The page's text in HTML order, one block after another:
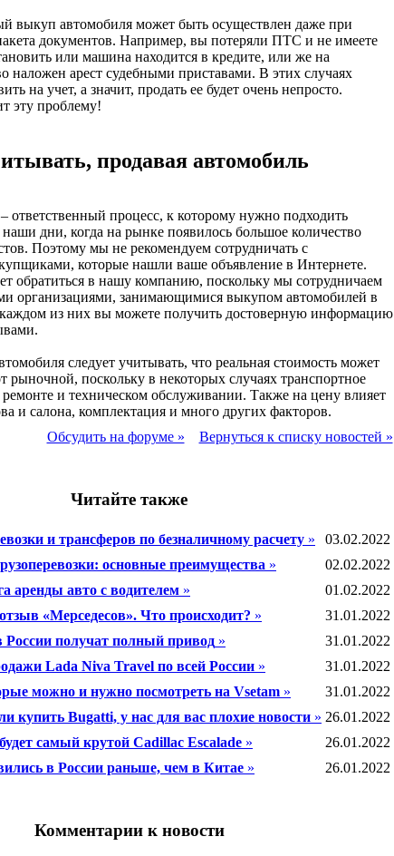
выкуп автомобиля может быть осуществлен даже при
документов. Например, вы потеряли ПТС и не имеете
или машина находится в кредите, или же на
наложен арест судебными приставами. В этих случаях
на учет, а значит, продать ее будет очень непросто.
эту проблему!
продавая автомобиль
ответственный процесс, к которому нужно подходить
наши дни, когда на рынке появилось большое количество
Поэтому мы не рекомендуем сотрудничать с
которые нашли ваше объявление в Интернете.
обратиться в нашу компанию, поскольку мы сотрудничаем
организациями, занимающимися выкупом автомобилей в
из них вы можете получить достоверную информацию
следует учитывать, что реальная стоимость может
рыночной, поскольку в некоторых случаях транспортное
ремонте и техническом обслуживании. Также на цену влияет
и салона, комплектация и много других факторов.
Обсудить на форуме »
Вернуться к списку новостей »
Читайте также
и трансферов по безналичному расчету »
03.02.2022
основные преимущества »
02.02.2022
аренды авто с водителем »
01.02.2022
«Мерседесов». Что происходит? »
31.01.2022
получат полный привод »
31.01.2022
Lada Niva Travel по всей России »
31.01.2022
можно и нужно посмотреть на Vsetam »
31.01.2022
купить Bugatti, у нас для вас плохие новости » 26.01.2022
самый крутой Cadillac Escalade »
26.01.2022
в России раньше, чем в Китае » 26.01.2022
Комментарии к новости